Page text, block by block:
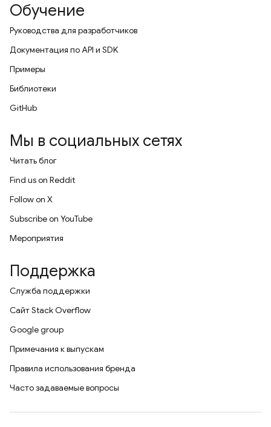
Обучение
Руководства для разработчиков
Документация по API и SDK
Примеры
Библиотеки
GitHub
Мы в социальных сетях
Читать блог
Find us on Reddit
Follow on X
Subscribe on YouTube
Мероприятия
Поддержка
Служба поддержки
Сайт Stack Overflow
Google group
Примечания к выпускам
Правила использования бренда
Часто задаваемые вопросы